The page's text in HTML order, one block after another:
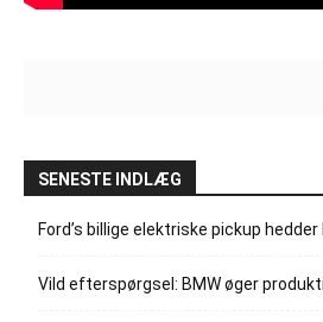
SENESTE INDLÆG
Ford’s billige elektriske pickup
Vild efterspørgsel: BMW øger